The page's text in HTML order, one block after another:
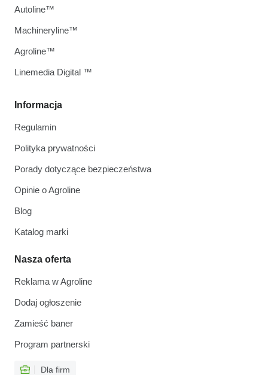
Informacja
Regulamin
Polityka prywatności
Porady dotyczące bezpieczeństwa
Opinie o Agroline
Blog
Katalog marki
Nasza oferta
Reklama w Agroline
Dodaj ogłoszenie
Zamieść baner
Program partnerski
Dla firm
Autoline™
Machineryline™
Agroline™
Linemedia Digital ™